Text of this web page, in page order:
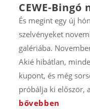
CEWE-Bingó
És megint egy új
szelvényeket
galériába.
Akié hibátlan,
kupont, és még
próbálja ki először,
bővebben